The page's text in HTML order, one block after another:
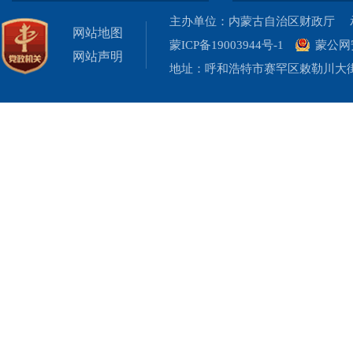
网站地图
网站声明
主办单位：内蒙古自治区财政厅
蒙ICP备19003944号-1
蒙公网
地址：呼和浩特市赛罕区敕勒川